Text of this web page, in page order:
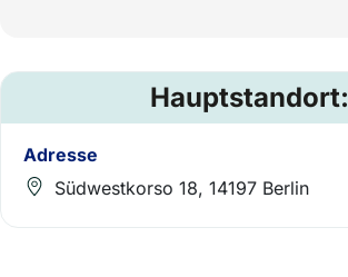
Hauptstandort:
Adresse
Südwestkorso 18, 14197 Berlin